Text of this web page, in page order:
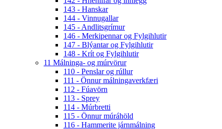
143 - Hanskar
144 - Vinnugallar
145 - Andlitsgrímur
146 - Merkipennar og Fylgihlutir
147 - Blýantar og Fylgihlutir
148 - Krít og Fylgihlutir
11 Málninga- og múrvörur
110 - Penslar og rúllur
111 - Önnur málningaverkfæri
112 - Fúavörn
113 - Sprey
114 - Múrbretti
115 - Önnur múráhöld
116 - Hammerite járnmálning